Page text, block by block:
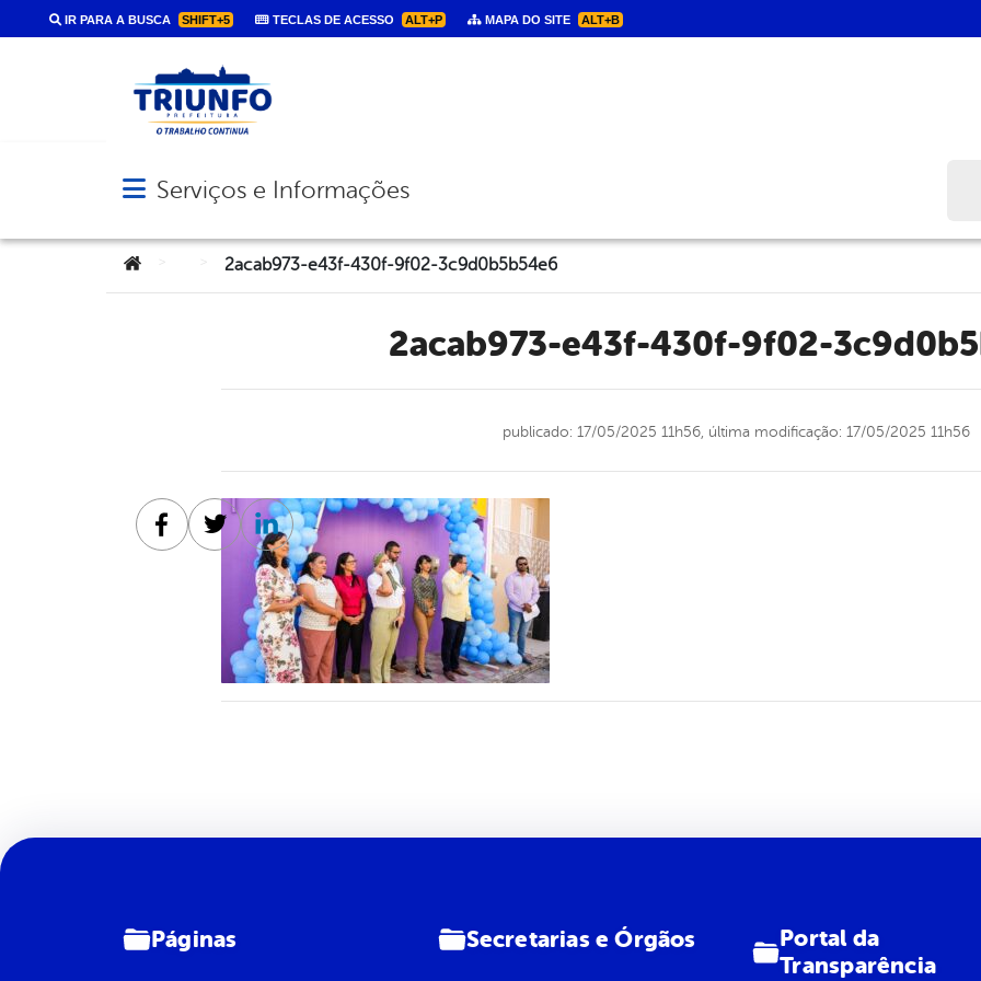
IR PARA A BUSCA SHIFT+5 TECLAS DE ACESSO ALT+P MAPA DO SITE ALT+B
Abrir menu principal de navegação
Serviços e Informações
Você está aqui:2acab973-e43f-430f-9f02-3c9d0b5b54e6
2acab973-e43f-430f-9f02-
publicado: 17/05/2025 11h56, última modificação: 17/05/2025 11h56
Facebook
TwitterLinkedin
Páginas Secretarias e Órgãos
Portal da
Transparência